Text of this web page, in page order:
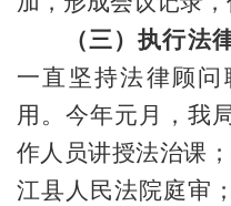
（三）执行法
一直坚持法律顾
用。今年元月，我
作人员讲授法治课；
江县人民法院庭审